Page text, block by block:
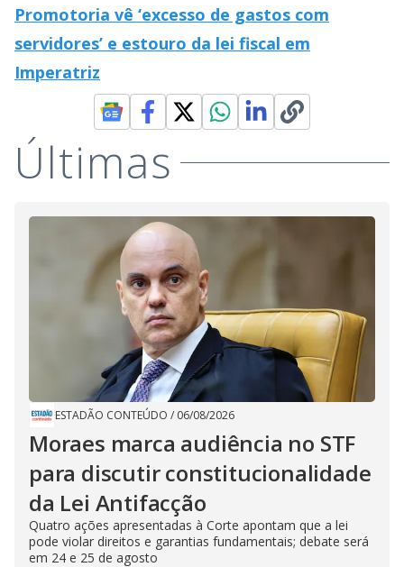
Promotoria vê ‘excesso de gastos com
servidores’ e estouro da lei fiscal em
Imperatriz
Últimas
ESTADÃO CONTEÚDO / 06/08/2026
Moraes marca audiência no STF
para discutir constitucionalidade
da Lei Antifacção
Quatro ações apresentadas à Corte apontam que a lei
pode violar direitos e garantias fundamentais; debate será
em 24 e 25 de agosto